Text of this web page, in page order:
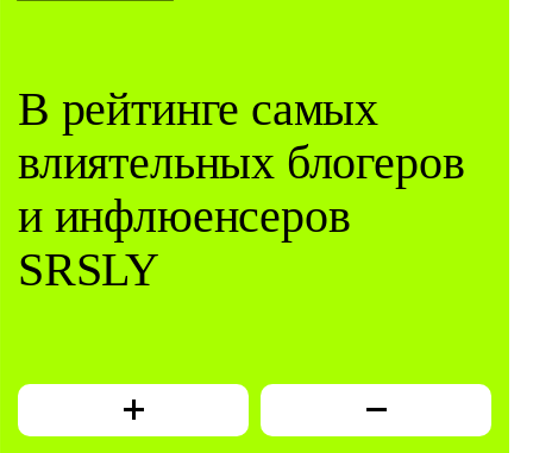
В рейтинге самых
влиятельных блогеров
и инфлюенсеров
SRSLY